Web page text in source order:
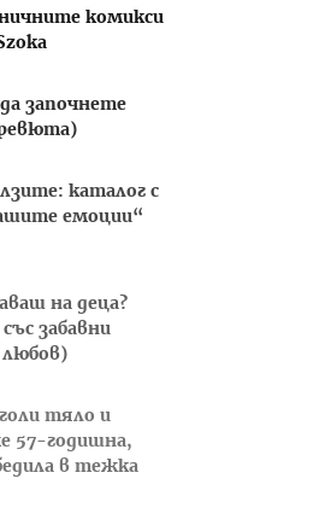
комикси
започнете
каталог с
емоции“
на деца?
забавни
любов)
тяло и
57-годишна,
в тежка